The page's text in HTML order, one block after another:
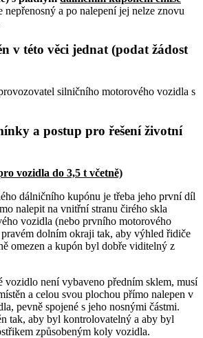
nepřenosný a po nalepení jej nelze znovu
v této věci jednat (podat žádost
silničního motorového vozidla s
a postup pro řešení životní
vozidla do 3,5 t včetně)
dálničního kupónu je třeba jeho první díl
nalepit na vnitřní stranu čirého skla
vozidla (nebo prvního motorového
dolním okraji tak, aby výhled řidiče
omezen a kupón byl dobře viditelný z
vozidlo není vybaveno předním sklem, musí
a celou svou plochou přímo nalepen v
pevně spojené s jeho nosnými částmi.
tak, aby byl kontrolovatelný a aby byl
způsobeným koly vozidla.